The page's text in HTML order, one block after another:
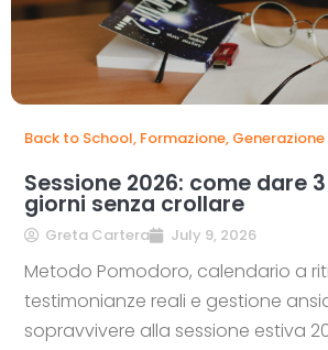
Back to School, Formazione, Generazione
Sessione 2026: come dare
giorni senza crollare
Greta Cartera July 9, 2026
Metodo Pomodoro, calendario a
testimonianze reali e gestione
sopravvivere alla sessione estiva